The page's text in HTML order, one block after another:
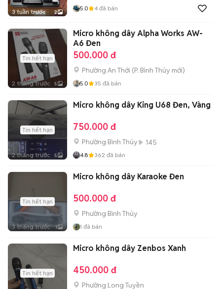
3 tuần trước 2 5.0 4 đã bán
Tin hết hạn
2 tháng trước 5
Micro không dây Alpha Works AW-
A6 Đen
500.000 đ
Phường An Thới (P. Bình Thủy mới)
5.0 35 đã bán
Tin hết hạn
2 tháng trước 5
Micro không dây King U68 Đen, Vàng
750.000 đ
Phường Bình Thủy 145
4.8 362 đã bán
Tin hết hạn
3 tháng trước 1
Micro không dây Karaoke Đen
500.000 đ
Phường Bình Thủy
1 đã bán
Tin hết hạn
Micro không dây Zenbos Xanh
450.000 đ
Phường Long Tuyền